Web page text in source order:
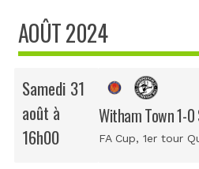
AOÛT 2024
Samedi 31
août à
16h00
Witham Town 1-
FA Cup, 1er tour